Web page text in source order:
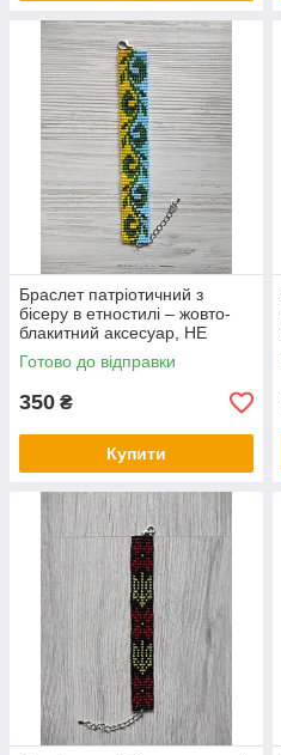
Браслет патріотичний з
бісеру в етностилі – жовто-
блакитний аксесуар, НЕ
СТАНОК
Готово до відправки
350 ₴
Купити